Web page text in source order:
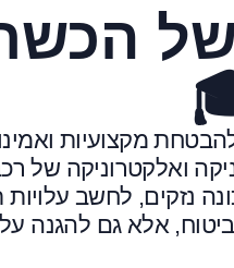
מקצועיות
ואלקטרוניקה של
נזקים, לחשב
אלא גם להגנה